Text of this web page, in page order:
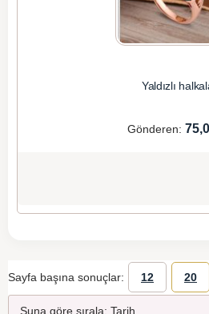
Yaldızlı
Gönderen:
Sayfa başına sonuçlar: 12 20